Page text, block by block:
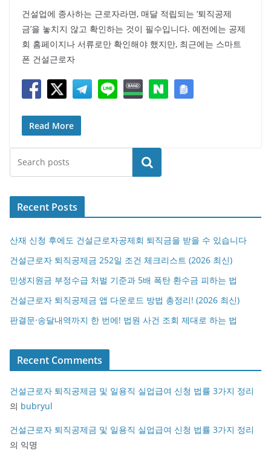
건설업에 종사하는 근로자라면, 매달 적립되는 ‘퇴직공제
금’을 놓치지 않고 확인하는 것이 필수입니다. 예전에는 공제
회 홈페이지나 서류로만 확인해야 했지만, 최근에는 스마트
폰 건설근로자
Read More
검색
Recent Posts
산재 신청 후에도 건설근로자공제회 퇴직금을 받을 수 있습니다
건설근로자 퇴직공제금 252일 조건 체크리스트 (2026 최신)
민생지원금 부정수급 처벌 기준과 5배 폭탄 환수금 피하는 법
건설근로자 퇴직공제금 앱 다운로드 방법 총정리! (2026 최신)
판결문·송달내역까지 한 번에! 법원 사건 조회 제대로 하는 법
Recent Comments
건설근로자 퇴직공제금 및 일용직 실업급여 신청 법률 3가지 정리
의 bubryul
건설근로자 퇴직공제금 및 일용직 실업급여 신청 법률 3가지 정리
의 익명